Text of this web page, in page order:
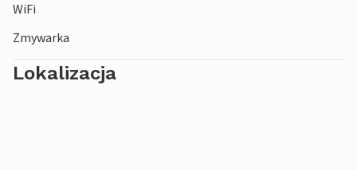
WiFi
Zmywarka
Lokalizacja